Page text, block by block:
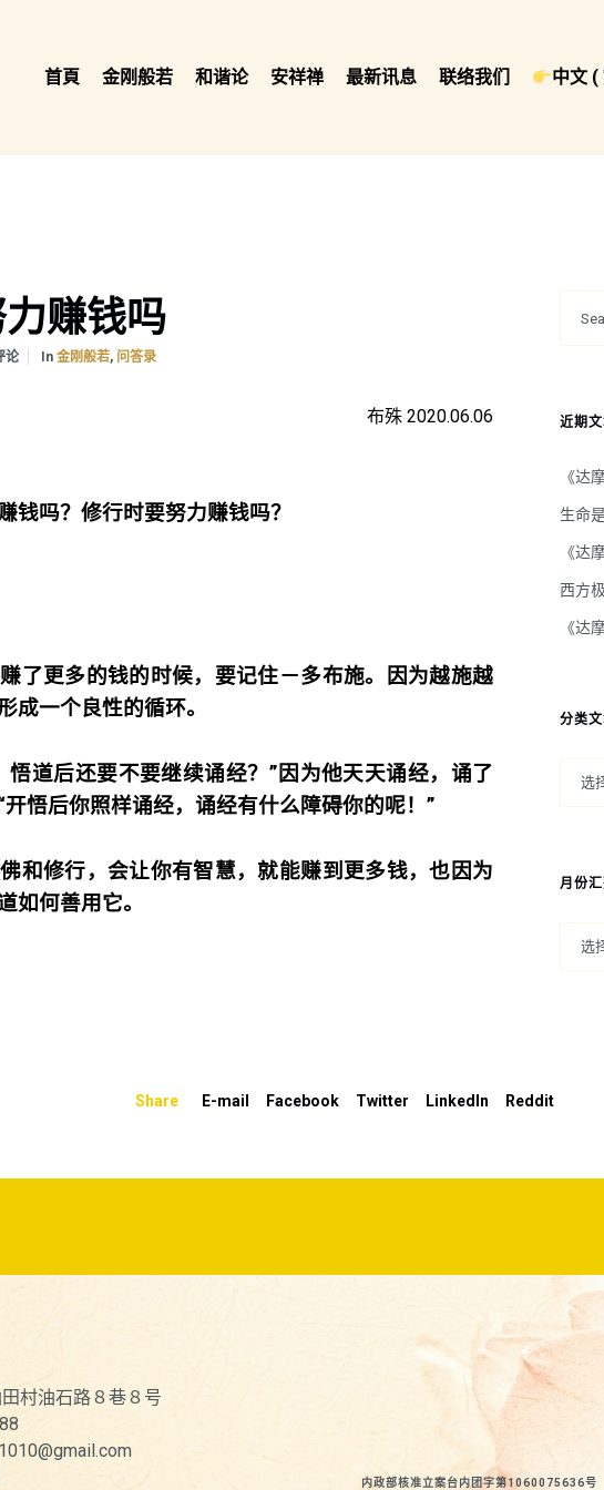
首頁 金刚般若 和谐论 安祥禅 最新讯息 联络我们 中文 (
赚钱吗
论 In金刚般若, 问答录
布殊 2020.06.06
钱吗？修行时要努力赚钱吗？
了更多的钱的时候，要记住－多布施。因为越施越
成一个良性的循环。
悟道后还要不要继续诵经？”因为他天天诵经，诵了
悟后你照样诵经，诵经有什么障碍你的呢！”
和修行，会让你有智慧，就能赚到更多钱，也因为
如何善用它。
近期
《达
生命
《达
西方
《达
分类
月份
Share E-mail Facebook Twitter LinkedIn Reddit
村油石路８巷８号
内政部核准立案台内团字第1060075636号